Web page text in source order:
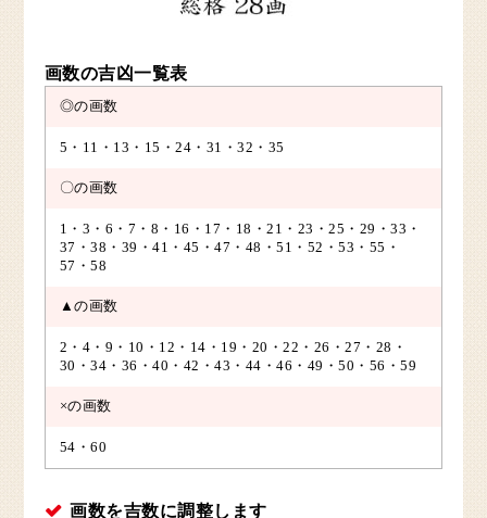
画数の吉凶一覧表
◎の画数
5・11・13・15・24・31・32・35
〇の画数
1・3・6・7・8・16・17・18・21・23・25・29・33・
37・38・39・41・45・47・48・51・52・53・55・
57・58
▲の画数
2・4・9・10・12・14・19・20・22・26・27・28・
30・34・36・40・42・43・44・46・49・50・56・59
×の画数
54・60
画数を吉数に調整します